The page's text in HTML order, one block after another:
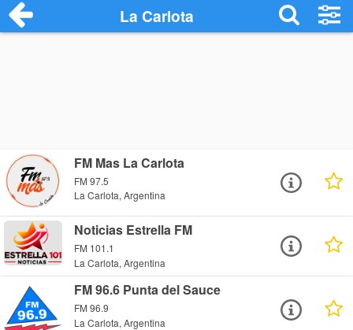
La Carlota
FM Mas La Carlota
FM 97.5
La Carlota, Argentina
Noticias Estrella FM
FM 101.1
La Carlota, Argentina
FM 96.6 Punta del Sauce
FM 96.9
La Carlota, Argentina